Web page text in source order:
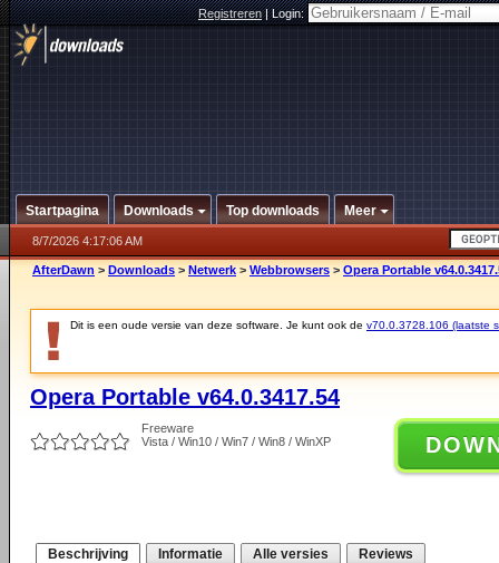
Registreren|Login:
Startpagina Downloads Top downloads Meer
8/7/2026 4:17:06 AM
AfterDawn > Downloads > Netwerk > Webbrowsers > Opera Portable
Dit is een oude versie van deze software. Je kunt ook de v70.0.3728.106 (laatste
Opera Portable v64.0.3417.54
Freeware
Vista / Win10 / Win7 / Win8 / WinXP
Beschrijving Informatie Alle versies Reviews